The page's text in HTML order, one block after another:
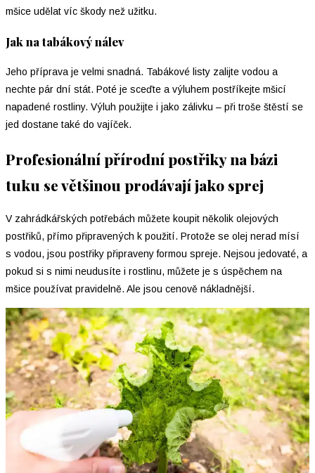
mšice udělat víc škody než užitku.
Jak na tabákový nálev
Jeho příprava je velmi snadná. Tabákové listy zalijte vodou a
nechte pár dní stát. Poté je sceďte a výluhem postříkejte mšicí
napadené rostliny. Výluh použijte i jako zálivku – při troše štěstí se
jed dostane také do vajíček.
Profesionální přírodní postřiky na bázi
tuku se většinou prodávají jako sprej
V zahrádkářských potřebách můžete koupit několik olejových
postřiků, přímo připravených k použití. Protože se olej nerad mísí
s vodou, jsou postřiky připraveny formou spreje. Nejsou jedovaté, a
pokud si s nimi neudusíte i rostlinu, můžete je s úspěchem na
mšice používat pravidelně. Ale jsou cenově nákladnější.